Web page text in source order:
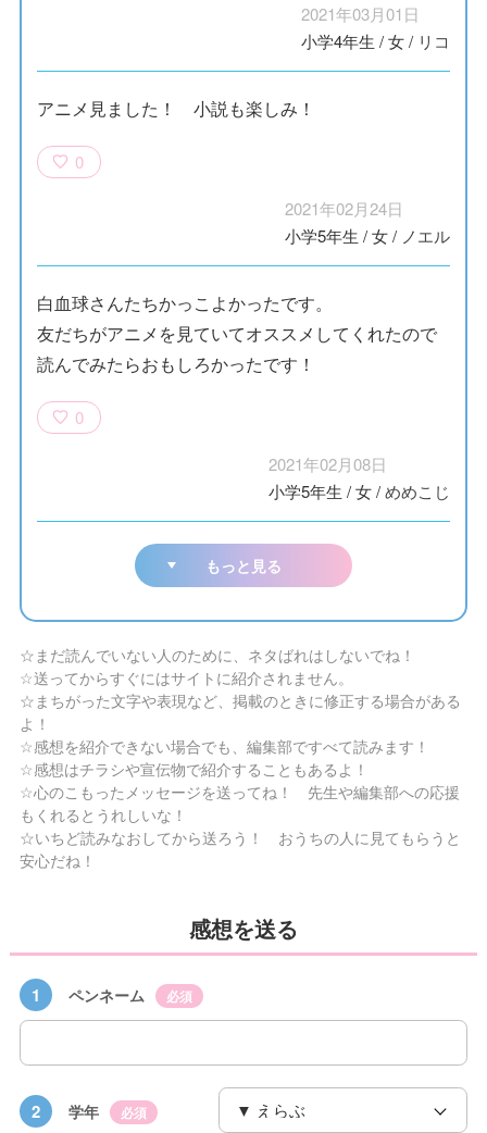
2021年03月01日
小学4年生 /女/ リコ
アニメ見ました！ 小説も楽しみ！
0
2021年02月24日
小学5年生 /女/ ノエル
白血球さんたちかっこよかったです。
友だちがアニメを見ていてオススメしてくれたので
読んでみたらおもしろかったです！
0
2021年02月08日
小学5年生 /女/めめこじ
もっと見る
☆まだ読んでいない人のために、ネタばれはしないでね！
☆送ってからすぐにはサイトに紹介されません。
☆まちがった文字や表現など、掲載のときに修正する場合がある
よ！
☆感想を紹介できない場合でも、編集部ですべて読みます！
☆感想はチラシや宣伝物で紹介することもあるよ！
☆心のこもったメッセージを送ってね！ 先生や編集部への応援
もくれるとうれしいな！
☆いちど読みなおしてから送ろう！ おうちの人に見てもらうと
安心だね！
感想を送る
1 ペンネーム 必須
2 学年 必須